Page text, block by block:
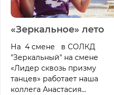
«Зеркальное» лето
На 4 смене в СОЛКД
"Зеркальный" на смене
«Лидер сквозь призму
танцев» работает наша
коллега Анастасия...